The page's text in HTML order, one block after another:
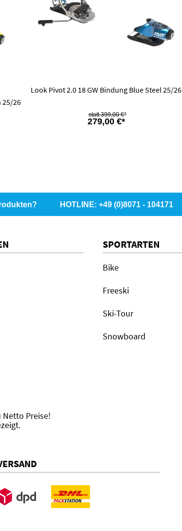
25/26
Look Pivot 2.0 18 GW Bindung Blue Steel 25/26
279,00 €*
399,00 €*
HOTLINE: +49 (0)8071 - 104171
SPORTARTEN
Bike
Freeski
Ski-Tour
Snowboard
Netto Preise!